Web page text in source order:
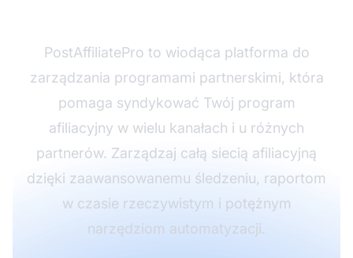
PostAffiliatePro to wiodąca platforma do
zarządzania programami partnerskimi, która
pomaga syndykować Twój program
afiliacyjny w wielu kanałach i u różnych
partnerów. Zarządzaj całą siecią afiliacyjną
dzięki zaawansowanemu śledzeniu, raportom
w czasie rzeczywistym i potężnym
narzędziom automatyzacji.